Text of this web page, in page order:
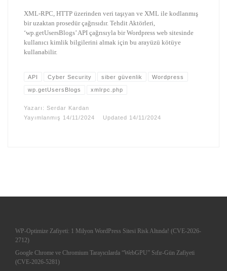
XML-RPC, HTTP üzerinden veri taşıyan ve XML ile kodlanmış
bir uzaktan prosedür çağrısıdır. Tehdit Aktörleri,
‘wp.getUsersBlogs’ API çağrısıyla bir Wordpress web sitesinde
kullanıcı kimlik bilgilerini almak için bu arayüzü kötüye
kullanabilir.
API Cyber Security siber güvenlik Wordpress
wp.getUsersBlogs xmlrpc.php
Yazarı:Serdar Kardan
Yayımlanmış 14/11/2024 Updated 14/11/2024
WP-Optimize Zafiyeti: 1 Milyon WordPress Sitesi Risk Altında! (CVE-2026-
2712)
Google Chrome ve Chromium Tarayıcılarda “WebGPU” Sıfır-Gün Zafiyeti
(CVE-2026-5281)